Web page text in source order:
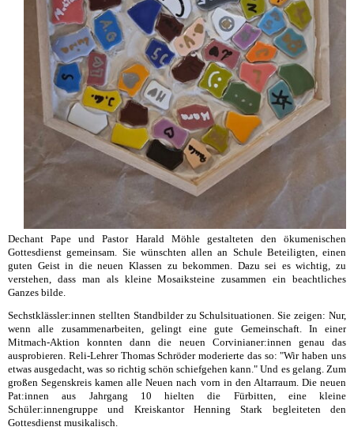
Dechant Pape und Pastor Harald Möhle gestalteten den ökumenischen
Gottesdienst gemeinsam. Sie wünschten allen an Schule Beteiligten, einen
guten Geist in die neuen Klassen zu bekommen. Dazu sei es wichtig, zu
verstehen, dass man als kleine Mosaiksteine zusammen ein beachtliches
Ganzes bilde.
Sechstklässler:innen stellten Standbilder zu Schulsituationen. Sie zeigen: Nur,
wenn alle zusammenarbeiten, gelingt eine gute Gemeinschaft. In einer
Mitmach-Aktion konnten dann die neuen Corvinianer:innen genau das
ausprobieren. Reli-Lehrer Thomas Schröder moderierte das so: "Wir haben uns
etwas ausgedacht, was so richtig schön schiefgehen kann." Und es gelang. Zum
großen Segenskreis kamen alle Neuen nach vorn in den Altarraum. Die neuen
Pat:innen aus Jahrgang 10 hielten die Fürbitten, eine kleine
Schüler:innengruppe und Kreiskantor Henning Stark begleiteten den
Gottesdienst musikalisch.